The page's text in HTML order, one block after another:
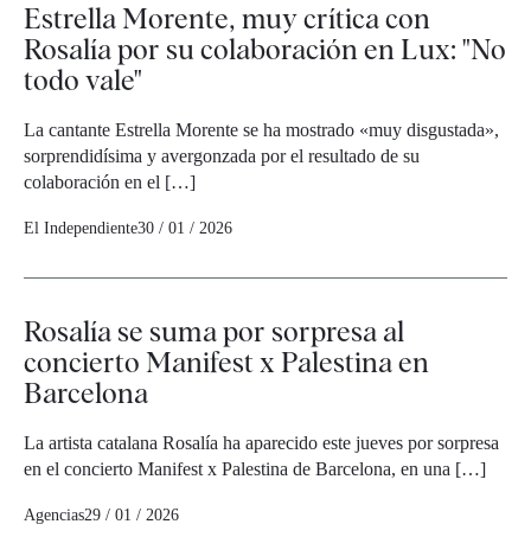
Estrella Morente, muy crítica con
Rosalía por su colaboración en Lux: "No
todo vale"
La cantante Estrella Morente se ha mostrado «muy disgustada»,
sorprendidísima y avergonzada por el resultado de su
colaboración en el […]
El Independiente30 / 01 / 2026
Rosalía se suma por sorpresa al
concierto Manifest x Palestina en
Barcelona
La artista catalana Rosalía ha aparecido este jueves por sorpresa
en el concierto Manifest x Palestina de Barcelona, en una […]
Agencias29 / 01 / 2026